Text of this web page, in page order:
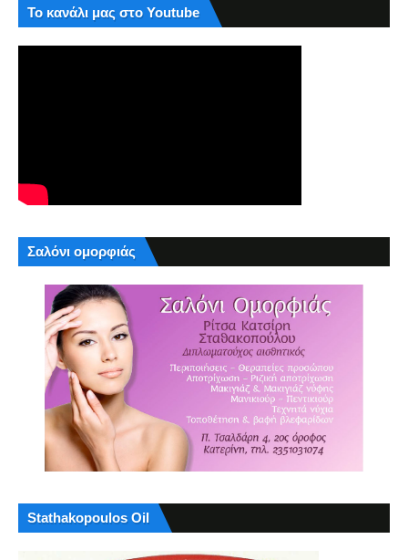
Το κανάλι μας στο Youtube
Σαλόνι ομορφιάς
Stathakopoulos Oil